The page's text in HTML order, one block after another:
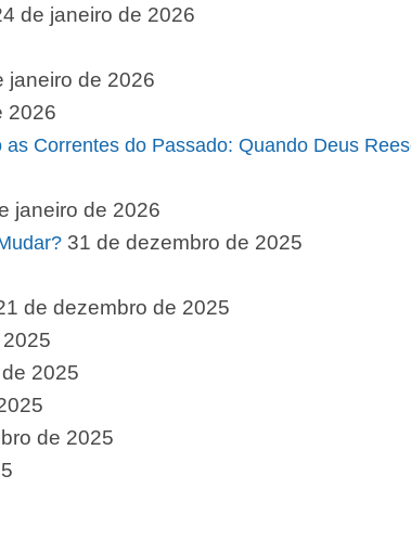
de janeiro de 2026
janeiro de 2026
2026
Correntes do Passado: Quando Deus
janeiro de 2026
31 de dezembro de 2025
de dezembro de 2025
2025
de 2025